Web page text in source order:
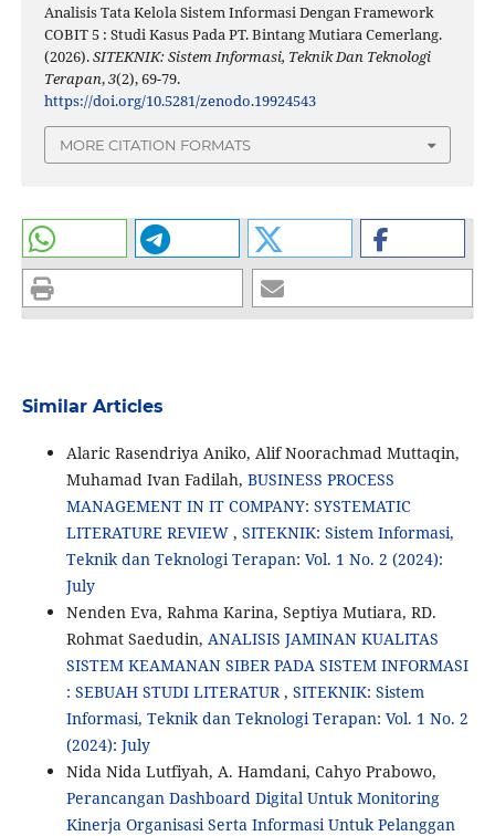
Analisis Tata Kelola Sistem Informasi Dengan Framework
COBIT 5 : Studi Kasus Pada PT. Bintang Mutiara Cemerlang.
(2026).SITEKNIK: Sistem Informasi, Teknik Dan Teknologi
Terapan,3(2), 69-79.
https://doi.org/10.5281/zenodo.19924543
MORE CITATION FORMATS
Similar Articles
Alaric Rasendriya Aniko, Alif Noorachmad Muttaqin,
Muhamad Ivan Fadilah, BUSINESS PROCESS
MANAGEMENT IN IT COMPANY: SYSTEMATIC
LITERATURE REVIEW , SITEKNIK: Sistem Informasi,
Teknik dan Teknologi Terapan: Vol. 1 No. 2 (2024):
July
Nenden Eva, Rahma Karina, Septiya Mutiara, RD.
Rohmat Saedudin, ANALISIS JAMINAN KUALITAS
SISTEM KEAMANAN SIBER PADA SISTEM INFORMASI
: SEBUAH STUDI LITERATUR, SITEKNIK: Sistem
Informasi, Teknik dan Teknologi Terapan: Vol. 1 No. 2
(2024): July
Nida Nida Lutfiyah, A. Hamdani, Cahyo Prabowo,
Perancangan Dashboard Digital Untuk Monitoring
Kinerja Organisasi Serta Informasi Untuk Pelanggan